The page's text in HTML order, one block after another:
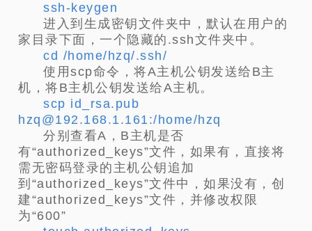
ssh-keygen
进入到生成密钥文件夹中，默认在用户的
家目录下面，一个隐藏的.ssh文件夹中。
cd /home/hzq/.ssh/
使用scp命令，将A主机公钥发送给B主
机，将B主机公钥发送给A主机。
scp id_rsa.pub
hzq@192.168.1.161:/home/hzq
分别查看A，B主机是否
有“authorized_keys”文件，如果有，直接将
需无密码登录的主机公钥追加
到“authorized_keys”文件中，如果没有，创
建“authorized_keys”文件，并修改权限
为“600”